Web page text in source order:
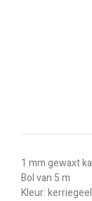
1 mm gewaxt
Bol van 5 m
Kleur: kerriegeel